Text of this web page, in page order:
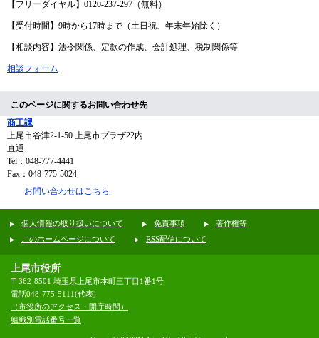
【フリーダイヤル】0120-237-297（無料）
【受付時間】9時から17時まで（土日祝、年末年始除く）
【相談内容】法令関係、定款の作成、会計処理、税制関係等
相談フォーム
このページに関するお問い合わせ先
商工課
上尾市谷津2-1-50 上尾市プラザ22内
直通
Tel：048-777-4441
Fax：048-775-5024
お問い合わせはこちら
個人情報の取り扱いについて 免責事項
著作権等
このホームページについて
RSS配信について
上尾市役所
〒362-8501 埼玉県上尾市本町三丁目1番1号
電話048-775-5111(代表)
（市役所のアクセス・開庁時間）
組織別電話番号一覧